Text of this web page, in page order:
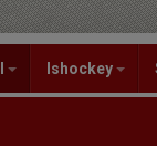
Ishockey